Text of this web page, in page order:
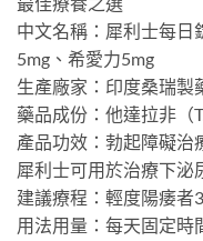
中文名稱：犀利士每日
5mg、希愛力5mg
生產廠家：印度桑瑞製
藥品成份：他達拉非（
產品功效：勃起障礙治
犀利士可用於治療下泌
建議療程：輕度陽痿者
用法用量：每天固定時